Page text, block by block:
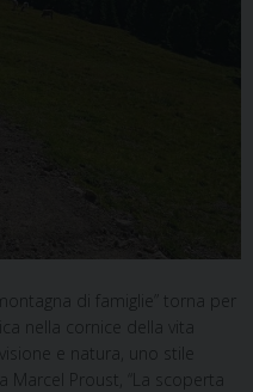
di famiglie” torna per
nella cornice della vita
e natura, uno stile
Marcel Proust, “La scoperta